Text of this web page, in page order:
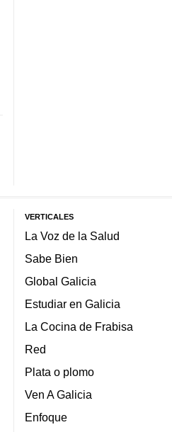
VERTICALES
La Voz de la Salud
Sabe Bien
Global Galicia
Estudiar en Galicia
La Cocina de Frabisa
Red
Plata o plomo
Ven A Galicia
Enfoque